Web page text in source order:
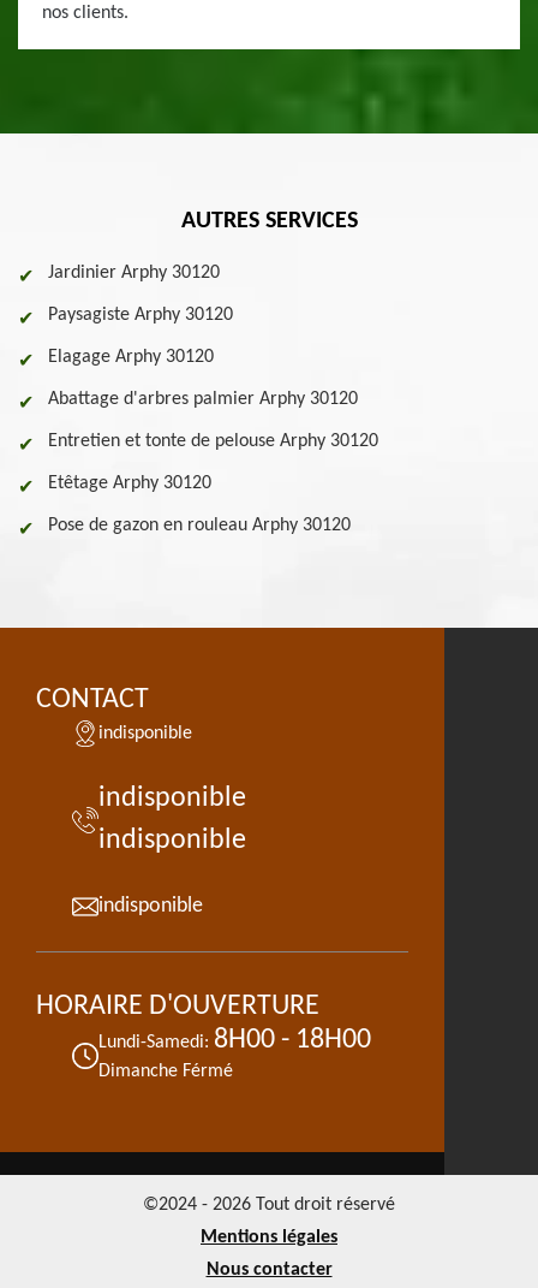
nos clients.
AUTRES SERVICES
Jardinier Arphy 30120
Paysagiste Arphy 30120
Elagage Arphy 30120
Abattage d'arbres palmier Arphy 30120
Entretien et tonte de pelouse Arphy 30120
Etêtage Arphy 30120
Pose de gazon en rouleau Arphy 30120
CONTACT
indisponible
indisponible
indisponible
indisponible
HORAIRE D'OUVERTURE
Lundi-Samedi: 8H00 - 18H00
Dimanche Férmé
©2024 - 2026 Tout droit réservé
Mentions légales
Nous contacter